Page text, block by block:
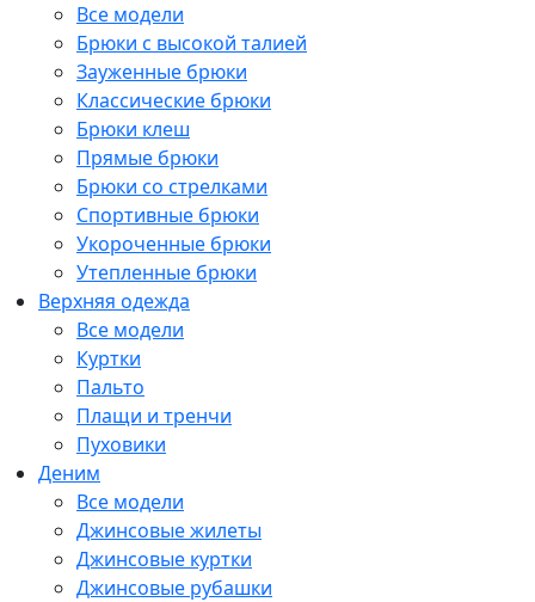
Все модели
Брюки с высокой талией
Зауженные брюки
Классические брюки
Брюки клеш
Прямые брюки
Брюки со стрелками
Спортивные брюки
Укороченные брюки
Утепленные брюки
Верхняя одежда
Все модели
Куртки
Пальто
Плащи и тренчи
Пуховики
Деним
Все модели
Джинсовые жилеты
Джинсовые куртки
Джинсовые рубашки